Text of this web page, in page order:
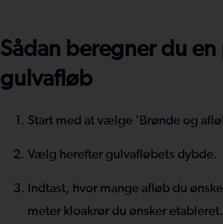
Sådan beregner du
gulvafløb
Start med at vælge 'Brønde og
Vælg herefter gulvafløbets dybde.
Indtast, hvor mange afløb du
meter kloakrør du ønsker etableret.